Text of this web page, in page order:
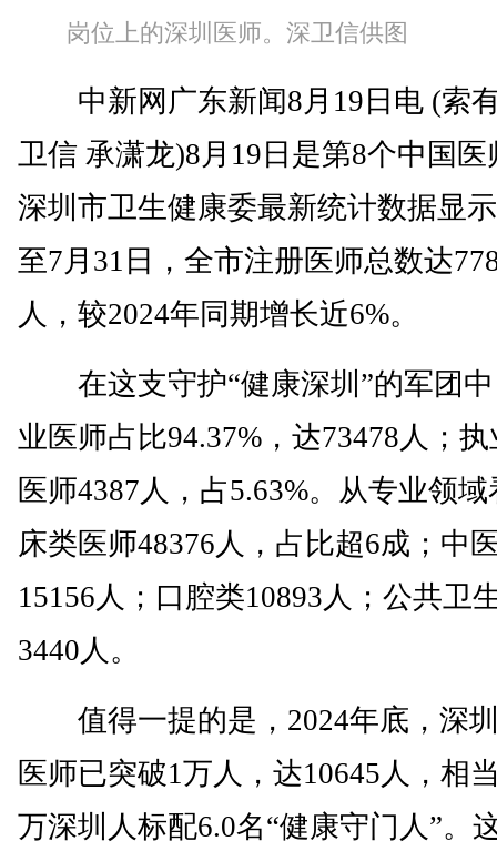
岗位上的深圳医师。深卫信供图
中新网广东新闻8月19日电 (索
卫信 承潇龙)8月19日是第8个中国医
深圳市卫生健康委最新统计数据显
至7月31日，全市注册医师总数达
人，较2024年同期增长近6%。
在这支守护“健康深圳”的军团中
业医师占比94.37%，达73478人；
医师4387人，占5.63%。从专业领
床类医师48376人，占比超6成；中
15156人；口腔类10893人；公共卫
3440人。
值得一提的是，2024年底，深
医师已突破1万人，达10645人，相
万深圳人标配6.0名“健康守门人”。